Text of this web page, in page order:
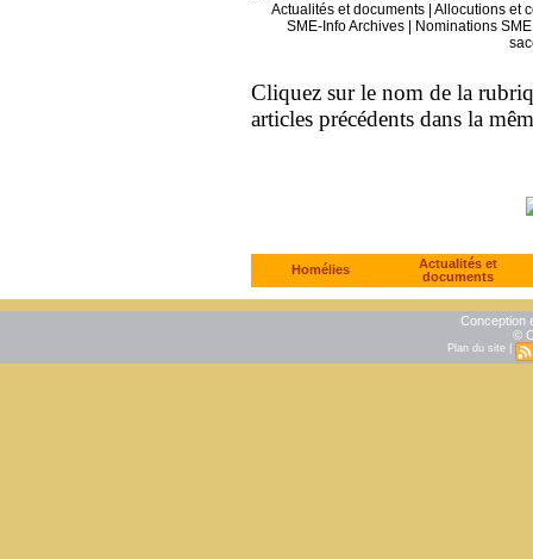
Actualités et documents
Allocutions et
SME-Info Archives
Nominations
Cliquez sur le nom de la
articles précédents dans la
Homélies
Actualités et
documents
Conception
©
Plan du site